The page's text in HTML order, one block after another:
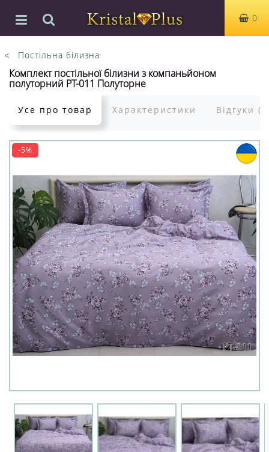
0
Постільна білизна
Комплект постільної білизни з компаньйоном
полуторний PT-011 Полуторне
Усе про товар Характеристики Відгуки
-5%